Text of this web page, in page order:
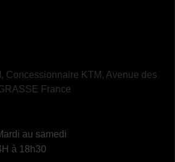
Concessionnaire KTM, Avenue des
France
au samedi
à 18h30